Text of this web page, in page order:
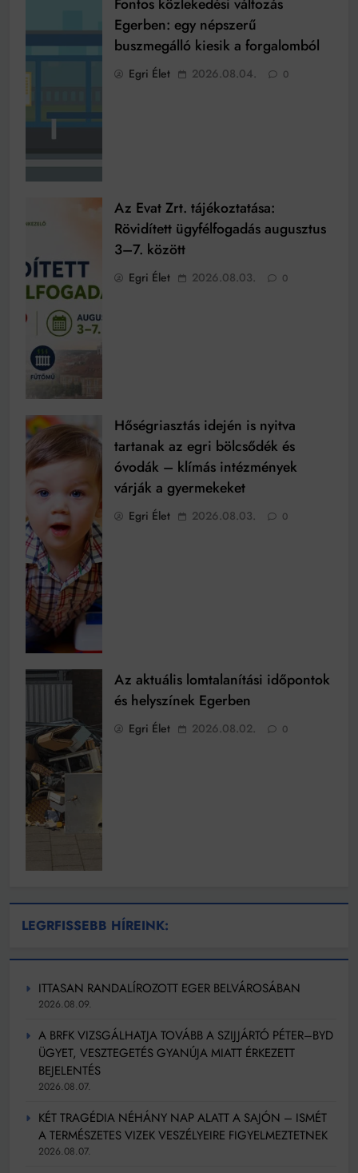
Egerben: egy népszerű
buszmegálló kiesik a forgalomból
Egri Élet 2026.08.04. 0
Az Evat Zrt. tájékoztatása:
Rövidített ügyfélfogadás augusztus
3–7. között
Egri Élet 2026.08.03. 0
Hőségriasztás idején is nyitva
tartanak az egri bölcsődék és
óvodák – klímás intézmények
várják a gyermekeket
Egri Élet 2026.08.03. 0
Az aktuális lomtalanítási időpontok
és helyszínek Egerben
Egri Élet 2026.08.02. 0
LEGRFISSEBB HÍREINK:
ITTASAN RANDALÍROZOTT EGER BELVÁROSÁBAN
2026.08.09.
A BRFK VIZSGÁLHATJA TOVÁBB A SZIJJÁRTÓ PÉTER–BYD
ÜGYET, VESZTEGETÉS GYANÚJA MIATT ÉRKEZETT
BEJELENTÉS
2026.08.07.
KÉT TRAGÉDIA NÉHÁNY NAP ALATT A SAJÓN – ISMÉT
A TERMÉSZETES VIZEK VESZÉLYEIRE FIGYELMEZTETNEK
2026.08.07.